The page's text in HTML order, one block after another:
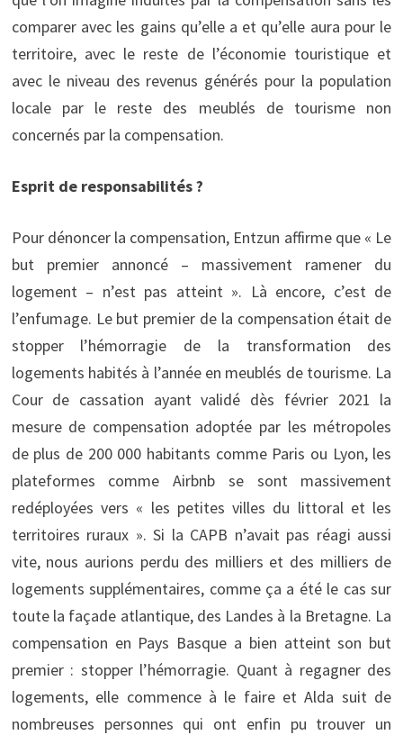
comparer avec les gains qu’elle a et qu’elle aura pour le
territoire, avec le reste de l’économie touristique et
avec le niveau des revenus générés pour la population
locale par le reste des meublés de tourisme non
concernés par la compensation.
Esprit de responsabilités ?
Pour dénoncer la compensation, Entzun affirme que « Le
but premier annoncé – massivement ramener du
logement – n’est pas atteint ». Là encore, c’est de
l’enfumage. Le but premier de la compensation était de
stopper l’hémorragie de la transformation des
logements habités à l’année en meublés de tourisme. La
Cour de cassation ayant validé dès février 2021 la
mesure de compensation adoptée par les métropoles
de plus de 200 000 habitants comme Paris ou Lyon, les
plateformes comme Airbnb se sont massivement
redéployées vers « les petites villes du littoral et les
territoires ruraux ». Si la CAPB n’avait pas réagi aussi
vite, nous aurions perdu des milliers et des milliers de
logements supplémentaires, comme ça a été le cas sur
toute la façade atlantique, des Landes à la Bretagne. La
compensation en Pays Basque a bien atteint son but
premier : stopper l’hémorragie. Quant à regagner des
logements, elle commence à le faire et Alda suit de
nombreuses personnes qui ont enfin pu trouver un